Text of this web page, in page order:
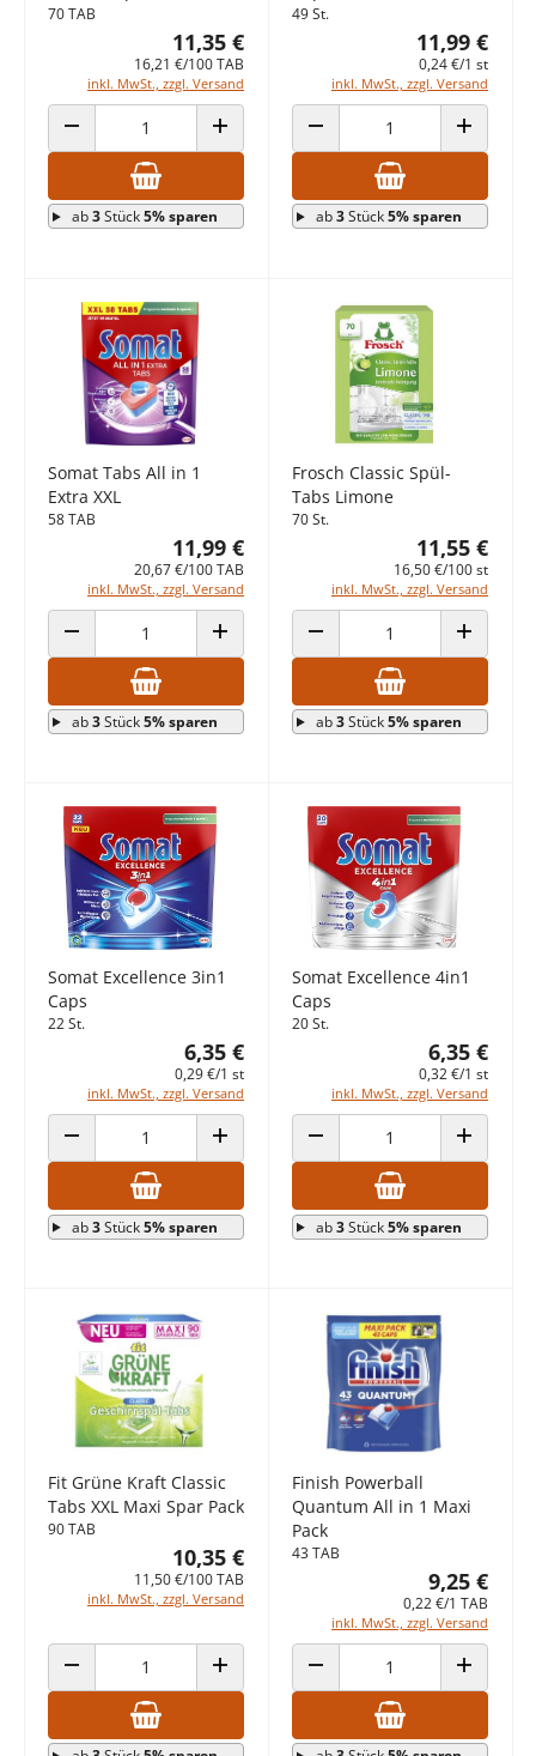
70 TAB
11,35 €
16,21 €/100 TAB
inkl. MwSt., zzgl. Versand
ANZAHL VERRINGERN ANZAHL ERHÖHEN
ab3Stück5% sparen
49 St.
11,99 €
0,24 €/1 st
inkl. MwSt., zzgl. Versand
ANZAHL VERRINGERN ANZAHL
ab3Stück5% sparen
Somat Tabs All in 1
Extra XXL
58 TAB
11,99 €
20,67 €/100 TAB
inkl. MwSt., zzgl. Versand
ANZAHL VERRINGERN ANZAHL ERHÖHEN
ab3Stück5% sparen
Frosch Classic Spül-
Tabs Limone
70 St.
11,55 €
16,50 €/100 st
inkl. MwSt., zzgl. Versand
ANZAHL VERRINGERN ANZAHL
ab3Stück5% sparen
Somat Excellence 3in1
Caps
22 St.
6,35 €
0,29 €/1 st
inkl. MwSt., zzgl. Versand
ANZAHL VERRINGERN ANZAHL ERHÖHEN
ab3Stück5% sparen
Somat Excellence 4in1
Caps
20 St.
6,35 €
0,32 €/1 st
inkl. MwSt., zzgl. Versand
ANZAHL VERRINGERN ANZAHL
ab3Stück5% sparen
Fit Grüne Kraft Classic
Tabs XXL Maxi Spar Pack
90 TAB
10,35 €
11,50 €/100 TAB
inkl. MwSt., zzgl. Versand
ANZAHL VERRINGERN ANZAHL ERHÖHEN
Finish Powerball
Quantum All in 1 Maxi
Pack
43 TAB
9,25 €
0,22 €/1 TAB
inkl. MwSt., zzgl. Versand
ANZAHL VERRINGERN ANZAHL